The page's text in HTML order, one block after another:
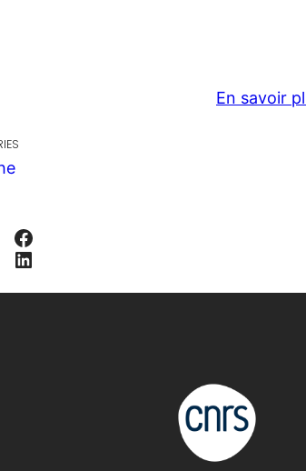
Facebook
LinkedIn
En savoir